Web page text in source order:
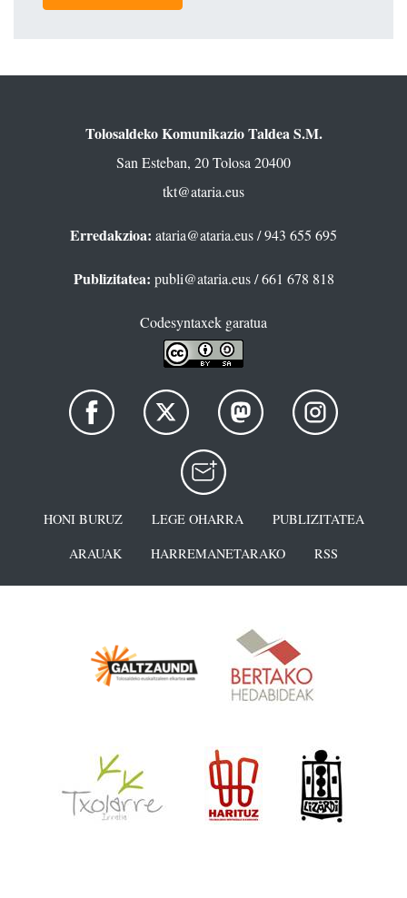
Tolosaldeko Komunikazio Taldea S.M.
San Esteban, 20 Tolosa 20400
tkt@ataria.eus
Erredakzioa: ataria@ataria.eus/ 943 655 695
Publizitatea: publi@ataria.eus/ 661 678 818
Codesyntaxek garatua
HONI BURUZ LEGE OHARRA
PUBLIZITATEA
ARAUAK
HARREMANETARAKO RSS